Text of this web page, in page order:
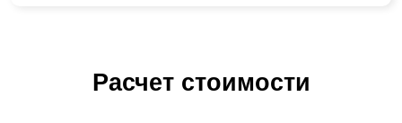
Расчет стоимости